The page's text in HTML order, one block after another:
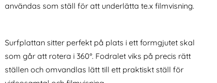
användas som ställ för att underlätta te.x filmvisning.
Surfplattan sitter perfekt på plats i ett formgjutet skal
som går att rotera i 360°. Fodralet viks på precis rätt
ställen och omvandlas lätt till ett praktiskt ställ för